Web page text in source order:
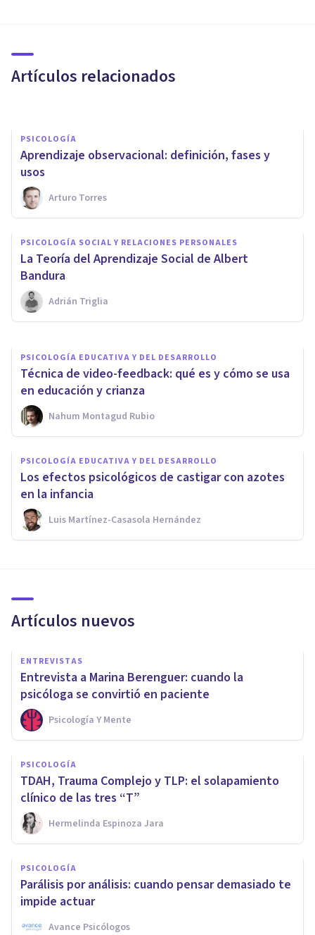
Artículos relacionados
educarnos
PSICOLOGÍA
Aprendizaje observacional: definición, fases y
usos
Arturo Torres
PSICOLOGÍA SOCIAL Y RELACIONES PERSONALES
La Teoría del Aprendizaje Social de Albert
Bandura
Adrián Triglia
Psicología educativa:
definición, conceptos y teorías
Bertrand Regader
PSICOLOGÍA EDUCATIVA Y DEL DESARROLLO
Técnica de video-feedback: qué es y cómo se usa
en educación y crianza
Nahum Montagud Rubio
PSICOLOGÍA EDUCATIVA Y DEL DESARROLLO
Los efectos psicológicos de castigar con azotes
en la infancia
Luis Martínez-Casasola Hernández
Artículos nuevos
ENTREVISTAS
Entrevista a Marina Berenguer: cuando la
psicóloga se convirtió en paciente
Psicología Y Mente
PSICOLOGÍA
TDAH, Trauma Complejo y TLP: el solapamiento
clínico de las tres “T”
Hermelinda Espinoza Jara
PSICOLOGÍA
Parálisis por análisis: cuando pensar demasiado te
impide actuar
Avance Psicólogos